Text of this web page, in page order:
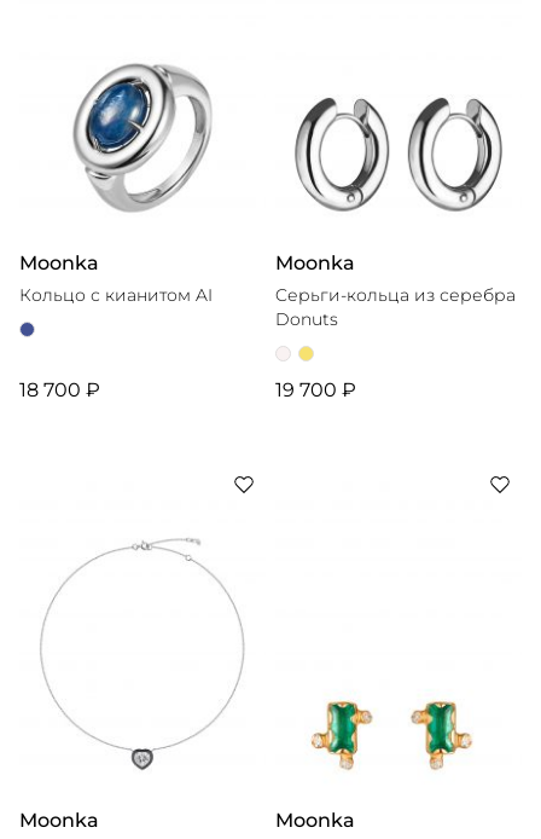
Moonka
Кольцо с кианитом AI
18 700 ₽
Moonka
Cерьги-кольца из серебра
Donuts
19 700 ₽
Moonka Moonka